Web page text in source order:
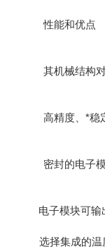
性能和优点
其机械结构对
高精度、*稳定
密封的电子模
电子模块可输
选择集成的温